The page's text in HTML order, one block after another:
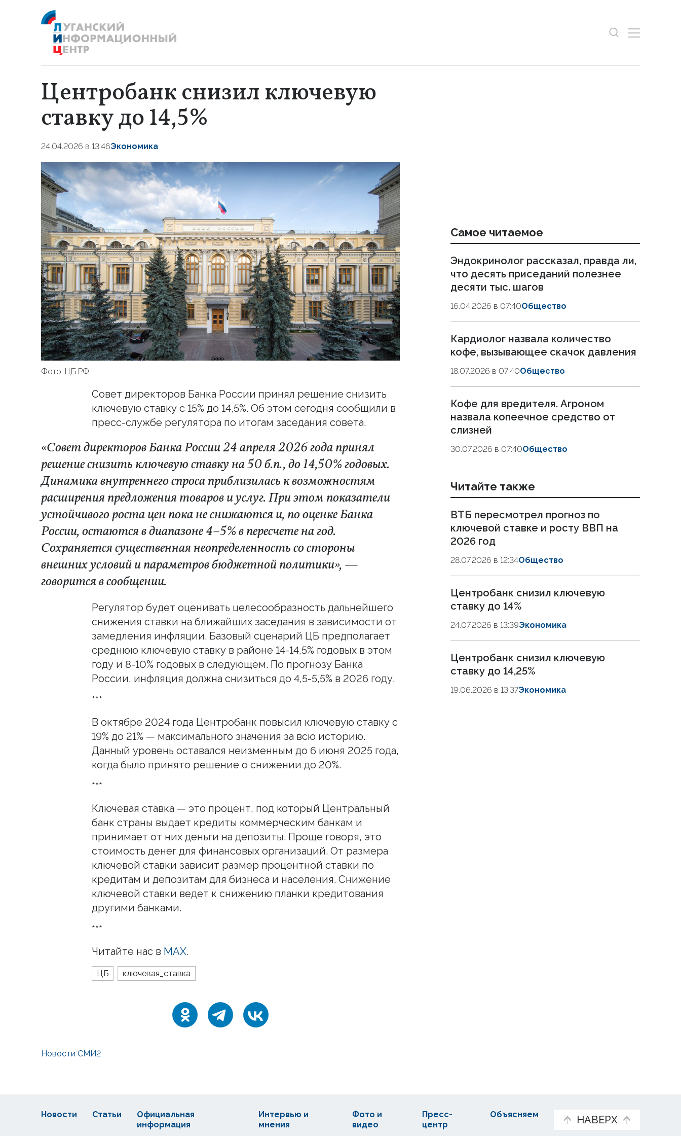
Центробанк снизил ключевую
ставку до 14,5%
24.04.2026 в 13:46Экономика
Фото: ЦБ РФ
Совет директоров Банка России принял решение снизить
ключевую ставку с 15% до 14,5%. Об этом сегодня сообщили в
пресс-службе регулятора по итогам заседания совета.
«Совет директоров Банка России 24 апреля 2026 года принял
решение снизить ключевую ставку на 50 б.п., до 14,50% годовых.
Динамика внутреннего спроса приблизилась к возможностям
расширения предложения товаров и услуг. При этом показатели
устойчивого роста цен пока не снижаются и, по оценке Банка
России, остаются в диапазоне 4–5% в пересчете на год.
Сохраняется существенная неопределенность со стороны
внешних условий и параметров бюджетной политики», —
говорится в сообщении.
Регулятор будет оценивать целесообразность дальнейшего
снижения ставки на ближайших заседания в зависимости от
замедления инфляции. Базовый сценарий ЦБ предполагает
среднюю ключевую ставку в районе 14-14,5% годовых в этом
году и 8-10% годовых в следующем. По прогнозу Банка
России, инфляция должна снизиться до 4,5-5,5% в 2026 году.
***
В октябре 2024 года Центробанк повысил ключевую ставку с
19% до 21% — максимального значения за всю историю.
Данный уровень оставался неизменным до 6 июня 2025 года,
когда было принято решение о снижении до 20%.
***
Ключевая ставка — это процент, под который Центральный
банк страны выдает кредиты коммерческим банкам и
принимает от них деньги на депозиты. Проще говоря, это
стоимость денег для финансовых организаций. От размера
ключевой ставки зависит размер процентной ставки по
кредитам и депозитам для бизнеса и населения. Снижение
ключевой ставки ведет к снижению планки кредитования
другими банками.
***
Читайте нас в МАХ.
ЦБ ключевая_ставка
Самое читаемое
Эндокринолог рассказал, правда ли,
что десять приседаний полезнее
десяти тыс. шагов
16.04.2026 в 07:40Общество
Кардиолог назвала количество
кофе, вызывающее скачок давления
18.07.2026 в 07:40Общество
Кофе для вредителя. Агроном
назвала копеечное средство от
слизней
30.07.2026 в 07:40Общество
Читайте также
ВТБ пересмотрел прогноз по
ключевой ставке и росту ВВП на
2026 год
28.07.2026 в 12:34Общество
Центробанк снизил ключевую
ставку до 14%
24.07.2026 в 13:39Экономика
Центробанк снизил ключевую
ставку до 14,25%
19.06.2026 в 13:37Экономика
Новости СМИ2
НАВЕРХ
Новости Статьи
Официальная
информация
Интервью и
мнения
Фото и
видео
Пресс-
центр
Объясняем